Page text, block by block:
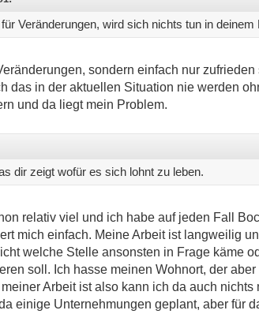
Veränderungen, wird sich nichts tun in deinem
sondern einfach nur zufrieden
das in der aktuellen Situation nie werden
und da liegt mein Problem.
dir zeigt wofür es sich lohnt zu leben.
relativ viel und ich habe auf jeden Fall
mich einfach. Meine Arbeit ist langweilig
welche Stelle ansonsten in Frage käme
soll. Ich hasse meinen Wohnort, der
Arbeit ist also kann ich da auch nichts
einige Unternehmungen geplant, aber für